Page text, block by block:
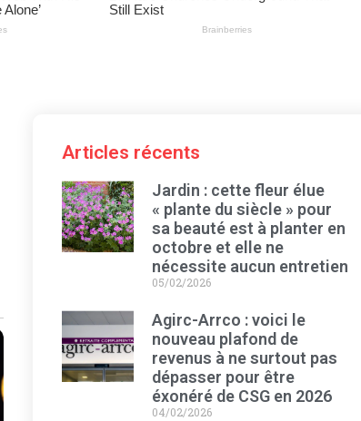
Articles récents
Jardin : cette fleur élue
« plante du siècle » pour
sa beauté est à planter en
octobre et elle ne
nécessite aucun entretien
05/02/2026
Agirc-Arrco : voici le
nouveau plafond de
revenus à ne surtout pas
dépasser pour être
éxonéré de CSG en 2026
04/02/2026